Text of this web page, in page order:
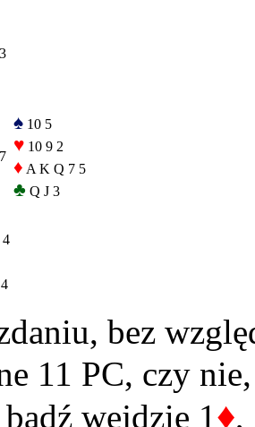
♠ 10 5
♥ 10 9 2
♦ A K Q 7 5
♣ Q J 3
4
bez
11 PC, czy
wejdzie 1♦,